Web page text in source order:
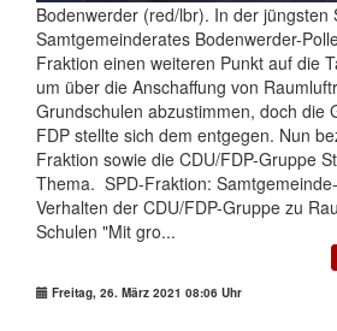
Bodenwerder (red/lbr). In der jüngsten
Samtgemeinderates Bodenwerder-
Fraktion einen weiteren Punkt auf die
um über die Anschaffung von
Grundschulen abzustimmen, doch die
FDP stellte sich dem entgegen. Nun
Fraktion sowie die CDU/FDP-Gruppe
Thema. SPD-Fraktion:
Verhalten der CDU/FDP-Gruppe zu
Schulen "Mit gro...
Freitag, 26. März 2021 08:06 Uhr